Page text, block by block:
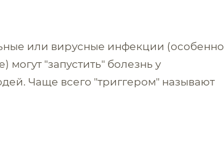
или вирусные инфекции (особенно
"запустить" болезнь у
Чаще всего "триггером" называют